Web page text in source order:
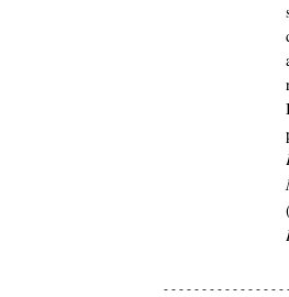
- - - - - - - - - - - - - - - -